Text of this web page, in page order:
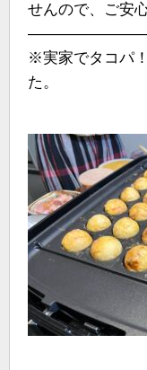
せんので、ご安
※実家でタコパ
た。